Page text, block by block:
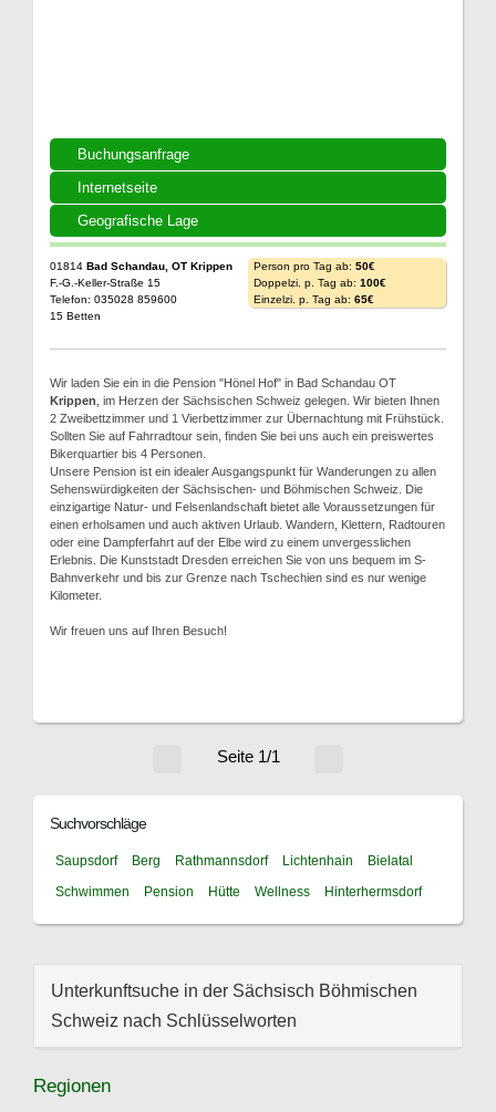
Buchungsanfrage
Internetseite
Geografische Lage
01814 Bad Schandau, OT Krippen
F.-G.-Keller-Straße 15
Telefon: 035028 859600
15 Betten
Person pro Tag ab: 50€
Doppelzi. p. Tag ab: 100€
Einzelzi. p. Tag ab: 65€
Wir laden Sie ein in die Pension "Hönel Hof" in Bad Schandau OT
Krippen , im Herzen der Sächsischen Schweiz gelegen. Wir bieten Ihnen
2 Zweibettzimmer und 1 Vierbettzimmer zur Übernachtung mit Frühstück.
Sollten Sie auf Fahrradtour sein, finden Sie bei uns auch ein preiswertes
Bikerquartier bis 4 Personen.
Unsere Pension ist ein idealer Ausgangspunkt für Wanderungen zu allen
Sehenswürdigkeiten der Sächsischen- und Böhmischen Schweiz. Die
einzigartige Natur- und Felsenlandschaft bietet alle Voraussetzungen für
einen erholsamen und auch aktiven Urlaub. Wandern, Klettern, Radtouren
oder eine Dampferfahrt auf der Elbe wird zu einem unvergesslichen
Erlebnis. Die Kunststadt Dresden erreichen Sie von uns bequem im S-
Bahnverkehr und bis zur Grenze nach Tschechien sind es nur wenige
Kilometer.
Wir freuen uns auf Ihren Besuch!
Seite 1/1
Suchvorschläge
Saupsdorf Berg Rathmannsdorf Lichtenhain
Bielatal
Schwimmen
Pension Hütte Wellness Hinterhermsdorf
Unterkunftsuche in der Sächsisch Böhmischen
Schweiz nach Schlüsselworten
Regionen